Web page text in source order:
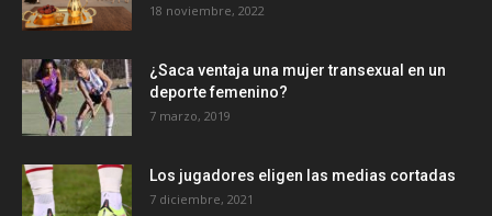
18 noviembre, 2022
¿Saca ventaja una mujer transexual en un
deporte femenino?
7 marzo, 2019
Los jugadores eligen las medias cortadas
7 diciembre, 2021